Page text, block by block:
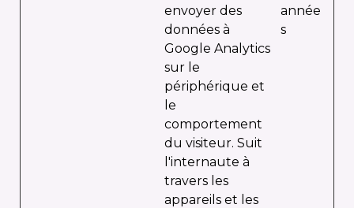
envoyer des
données à
Google Analytics
sur le
périphérique et
le
comportement
du visiteur. Suit
l'internaute à
travers les
appareils et les
année
s